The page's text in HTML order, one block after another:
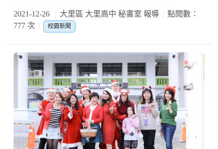
2021-12-26 大里區 大里高中 秘書室 報導
點閱數：
777 次
校園新聞